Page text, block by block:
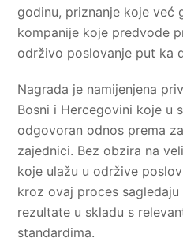
godinu, priznanje koje već
kompanije koje predvode
održivo poslovanje put ka
Nagrada je namijenjena
Bosni i Hercegovini koje u
odgovoran odnos prema
zajednici. Bez obzira na
koje ulažu u održive
kroz ovaj proces
rezultate u skladu s
standardima.